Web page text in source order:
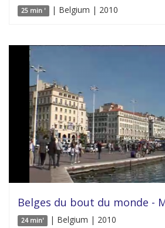
25 min ' | Belgium | 2010
Belges du bout du monde -
24 min' | Belgium | 2010